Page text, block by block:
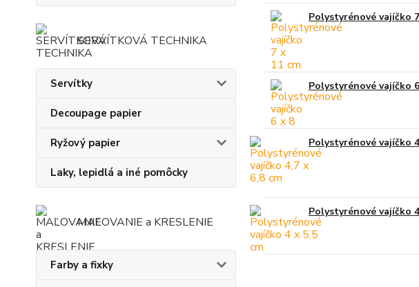
SERVÍTKOVÁ TECHNIKA
Servítky
Decoupage papier
Ryžový papier
Laky, lepidlá a iné pomôcky
MAĽOVANIE a KRESLENIE
Farby a fixky
Polystyrénové vajíčko
Polystyrénové vajíčko
Polystyrénové vajíčko
Polystyrénové vajíčko